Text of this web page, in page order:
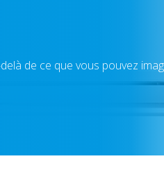
de ce que vous pouvez